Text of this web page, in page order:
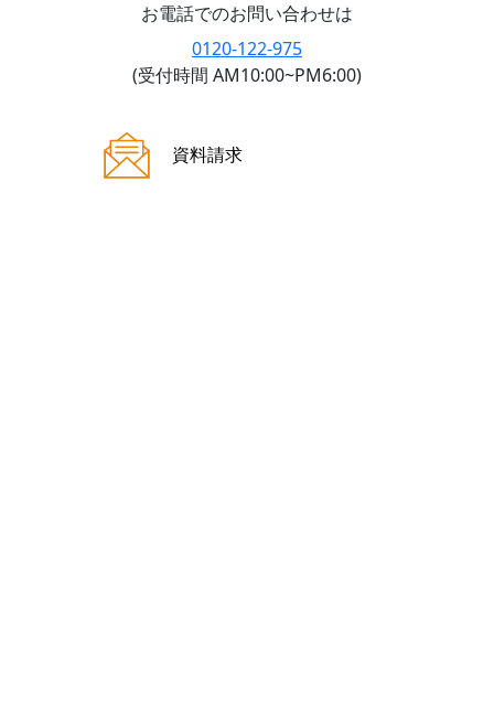
お電話でのお問い合わせは
0120-122-975
(受付時間 AM10:00~PM6:00)
資料請求